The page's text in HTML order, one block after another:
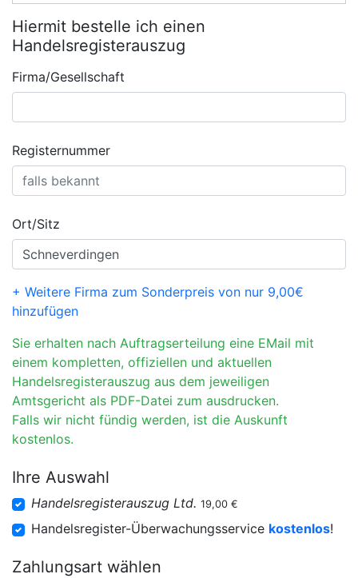
Hiermit bestelle ich einen
Handelsregisterauszug
Firma/Gesellschaft
Registernummer
Ort/Sitz
+ Weitere Firma zum Sonderpreis von nur 9,00€
hinzufügen
Sie erhalten nach Auftragserteilung eine EMail mit
einem kompletten, offiziellen und aktuellen
Handelsregisterauszug aus dem jeweiligen
Amtsgericht als PDF-Datei zum ausdrucken.
Falls wir nicht fündig werden, ist die Auskunft
kostenlos.
Ihre Auswahl
Handelsregisterauszug Ltd. 19,00 €
Handelsregister-Überwachungsservice kostenlos!
Zahlungsart wählen